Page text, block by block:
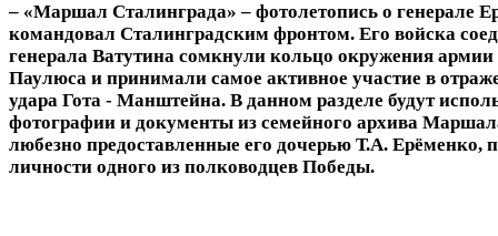
– «Маршал Сталинграда» – фотолетопись о генерале
командовал Сталинградским фронтом. Его войска
генерала Ватутина сомкнули кольцо окружения
Паулюса и принимали самое активное участие в
удара Гота - Манштейна. В данном разделе будут
фотографии и документы из семейного архива
любезно предоставленные его дочерью Т.А. Ерёменко,
личности одного из полководцев Победы.